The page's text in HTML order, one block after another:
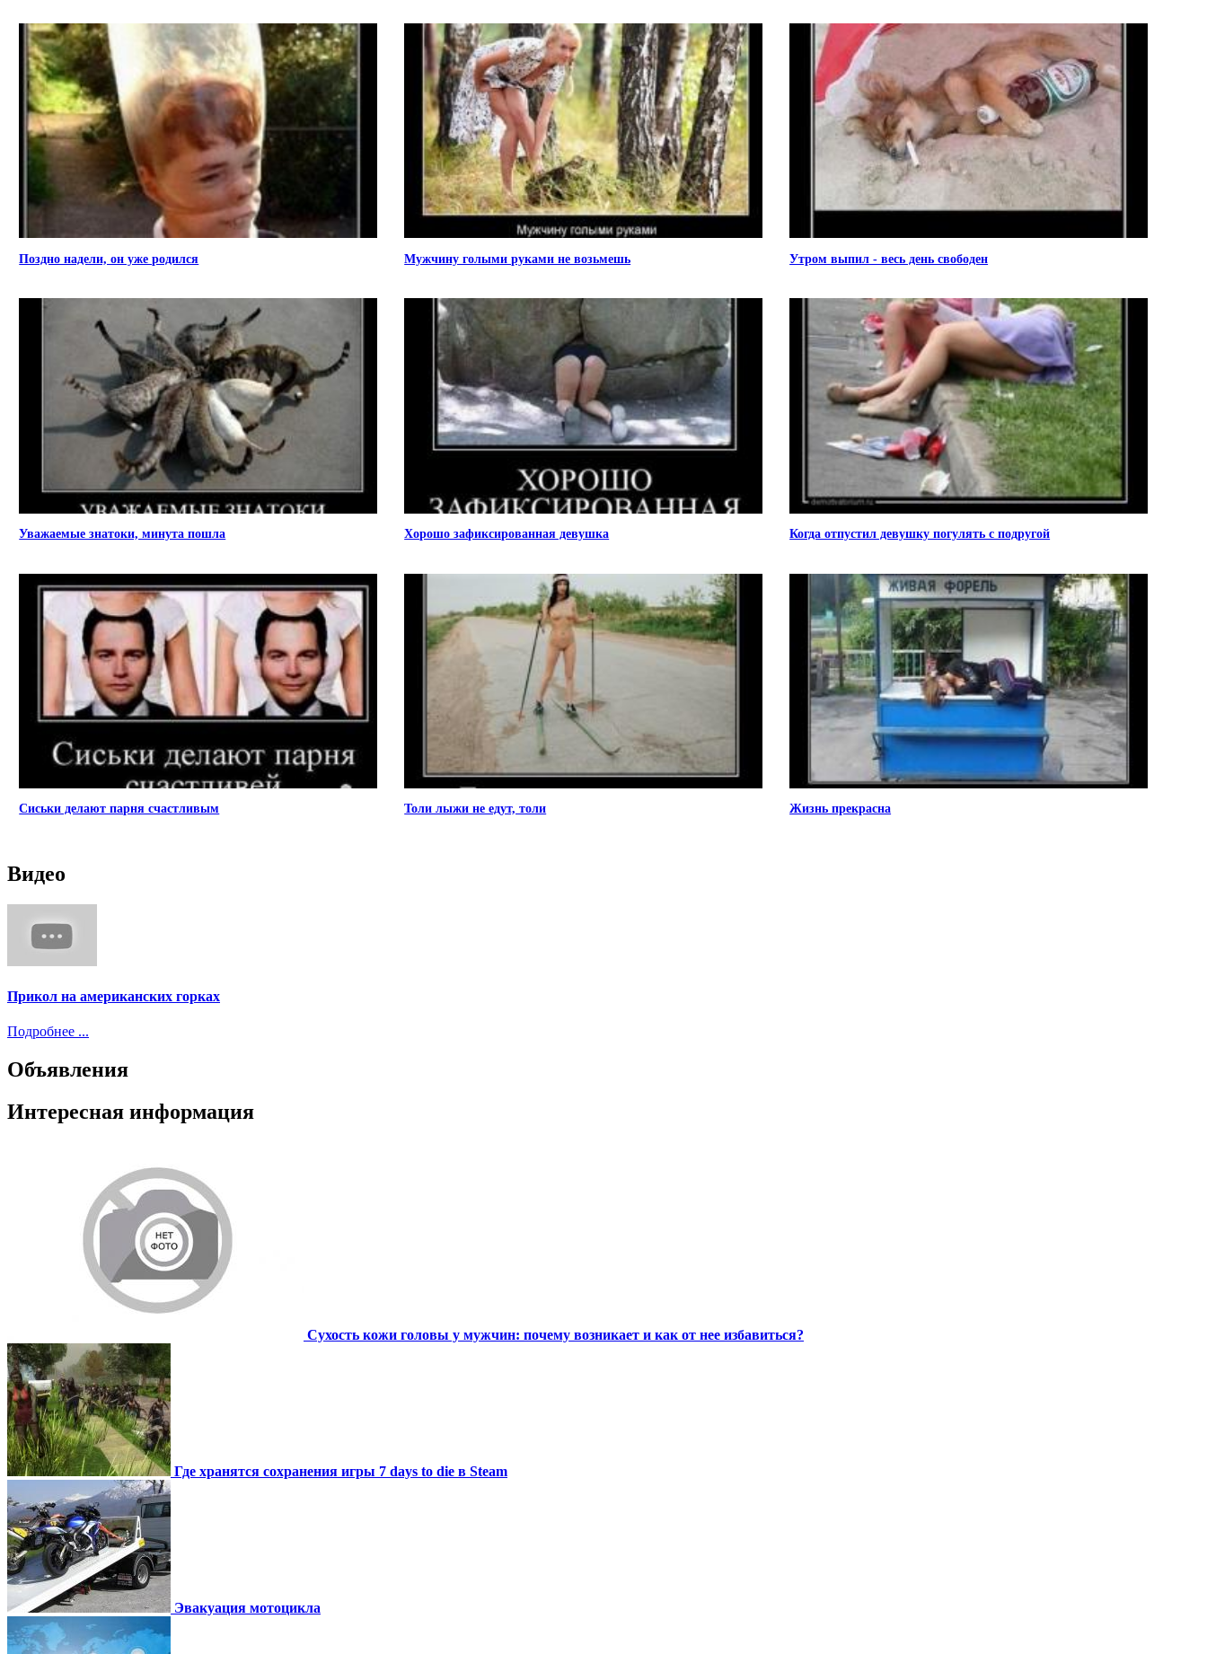
Поздно надели, он уже родился Мужчину голыми руками не возьмешь Утром выпил - весь день свободен
Уважаемые знатоки, минута пошла Хорошо зафиксированная девушка Когда отпустил девушку погулять с подругой
Сиськи делают парня счастливым Толи лыжи не едут, толи Жизнь прекрасна
Видео
Прикол на американских горках
Подробнее ...
Объявления
Интересная информация
Сухость кожи головы у мужчин: почему возникает и как от нее избавиться?
Где хранятся сохранения игры 7 days to die в Steam
Эвакуация мотоцикла